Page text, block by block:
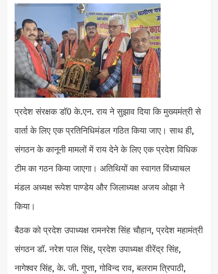
प्रदेश संरक्षक डॉ0 के.एन. राय ने सुझाव दिया कि मुख्यमंत्री से
वार्ता के लिए एक प्रतिनिधिमंडल गठित किया जाए। साथ ही,
संगठन के कानूनी मामलों में राय देने के लिए एक प्रदेश विधिक
टीम का गठन किया जाएगा। अतिथियों का स्वागत विंध्याचल
मंडल अध्यक्ष रूपेश पाण्डेय और जिलाध्यक्ष अजय ओझा ने
किया।
बैठक को प्रदेश उपाध्यक्ष रामनरेश सिंह चौहान, प्रदेश महामंत्री
संगठन डॉ. नरेश पाल सिंह, प्रदेश उपाध्यक्ष वीरेंद्र सिंह,
नागेश्वर सिंह, के. जी. गुप्ता, गोविन्द राव, बलराम त्रिपाठी,